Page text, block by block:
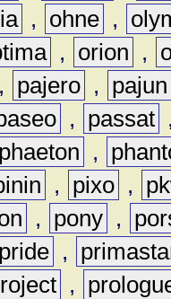
, ohne ,
, orion ,
, pajero ,
pajun
, passat
phaeton ,
, pixo ,
, pony ,
pride ,
,